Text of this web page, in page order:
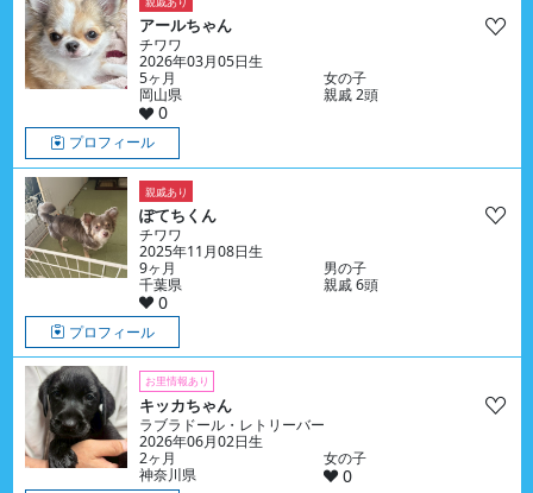
アールちゃん
チワワ
2026年03月05日生
5ヶ月
女の子
岡山県
親戚 2頭
0
プロフィール
親戚あり
ぽてちくん
チワワ
2025年11月08日生
9ヶ月
男の子
千葉県
親戚 6頭
0
プロフィール
お里情報あり
キッカちゃん
ラブラドール・レトリーバー
2026年06月02日生
2ヶ月
女の子
神奈川県
0